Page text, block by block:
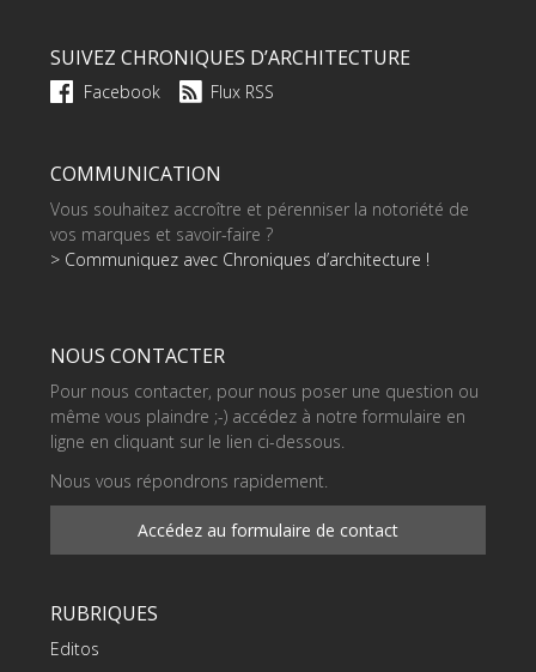
SUIVEZ CHRONIQUES D’ARCHITECTURE
Facebook Flux RSS
COMMUNICATION
Vous souhaitez accroître et pérenniser la notoriété de
vos marques et savoir-faire ?
> Communiquez avec Chroniques d’architecture !
NOUS CONTACTER
Pour nous contacter, pour nous poser une question ou
même vous plaindre ;-) accédez à notre formulaire en
ligne en cliquant sur le lien ci-dessous.
Nous vous répondrons rapidement.
Accédez au formulaire de contact
RUBRIQUES
Editos